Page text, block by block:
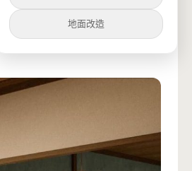
舒適而寧靜的效果。此外，
色彩融合，讓空間呈現出一
感受哦。
地面改造